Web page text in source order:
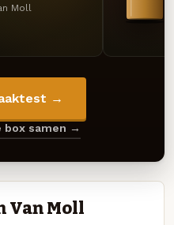
Moll
→
box samen →
Van Moll